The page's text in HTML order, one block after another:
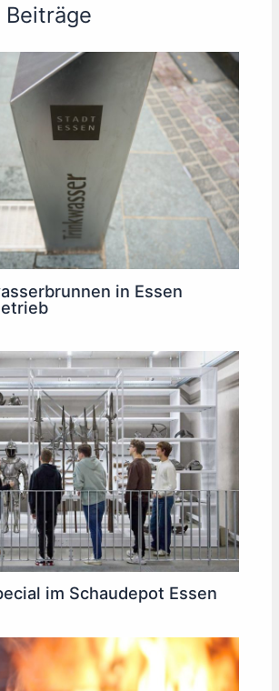
in Essen
im Schaudepot Essen